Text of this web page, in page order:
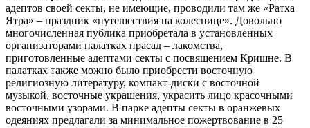
адептов своей секты, не имеющие, проводили там же «Ратха
Ятра» – праздник «путешествия на колеснице». Довольно
многочисленная публика приобретала в установленных
организаторами палатках прасад – лакомства,
приготовленные адептами секты с посвящением Кришне. В
палатках также можно было приобрести восточную
религиозную литературу, компакт-диски с восточной
музыкой, восточные украшения, украсить лицо красочными
восточными узорами. В парке адепты секты в оранжевых
одеяниях предлагали за минимальное пожертвование в 25